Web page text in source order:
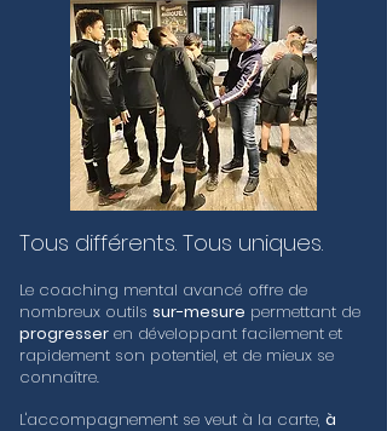
Tous différents. Tous uniques.
Le coaching mental avancé offre de
nombreux outils sur-mesure permettant de
progresser en développant facilement et
rapidement son potentiel, et de mieux se
connaître.
L'accompagnement se veut à la carte, à